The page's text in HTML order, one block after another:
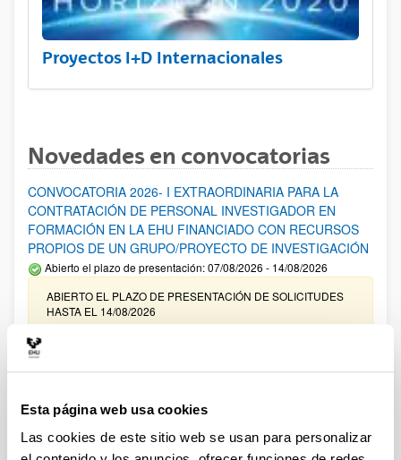
Esta página web usa cookies
Las cookies de este sitio web se usan para personalizar
Proyectos I+D Internacionales
Novedades en convocatorias
CONVOCATORIA 2026- I EXTRAORDINARIA PARA LA
CONTRATACIÓN DE PERSONAL INVESTIGADOR EN
FORMACIÓN EN LA EHU FINANCIADO CON RECURSOS
PROPIOS DE UN GRUPO/PROYECTO DE INVESTIGACIÓN
Abierto el plazo de presentación: 07/08/2026 - 14/08/2026
ABIERTO EL PLAZO DE PRESENTACIÓN DE SOLICITUDES
HASTA EL 14/08/2026
Ayudas para financiación de la adquisición y renovación de
infraestructura científica y fondos bibliográficos en la
Trámite abierto
25/03/2026: Corrección de errores del listado provisional de
solicitudes admitidas y excluidas. 23/03/2026: Relación